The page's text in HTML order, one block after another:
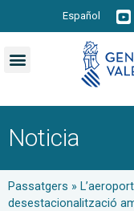
Español
Noticia
Passatgers »
desestacionalització